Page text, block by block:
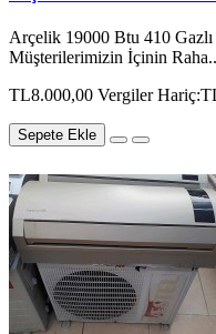
Arçelik 19000 Btu 410
Müşterilerimizin İçinin Raha..
TL8.000,00 Vergiler
Sepete Ekle